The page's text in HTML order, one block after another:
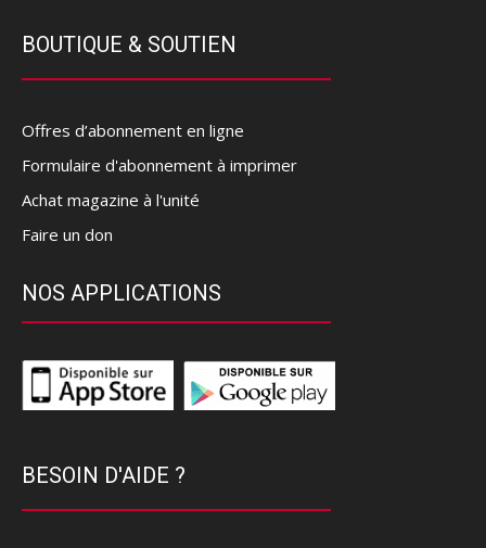
BOUTIQUE & SOUTIEN
Offres d’abonnement en ligne
Formulaire d'abonnement à imprimer
Achat magazine à l'unité
Faire un don
NOS APPLICATIONS
BESOIN D'AIDE ?